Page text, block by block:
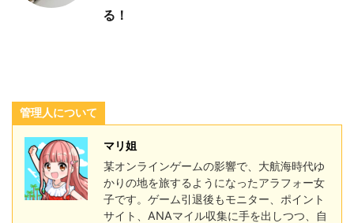
る！
管理人について
マリ姐
某オンラインゲームの影響で、大航海時代ゆ
かりの地を旅するようになったアラフォー女
子です。ゲーム引退後もモニター、ポイント
サイト、ANAマイル収集に手を出しつつ、自